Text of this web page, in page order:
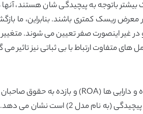
باتوجه به پیچیدگی شان هستند، آنها
غیر اینصورت صفر تعیین می شوند.
متفاوت ارتباط با بی ثباتی نیز تاثیر می